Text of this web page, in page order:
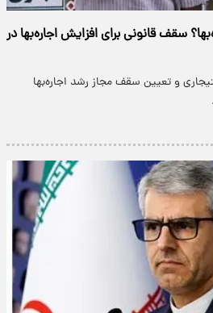
سقف قانونی برای افزایش اجاره‌بها در
و تعیین سقف مجاز رشد اجاره‌بها